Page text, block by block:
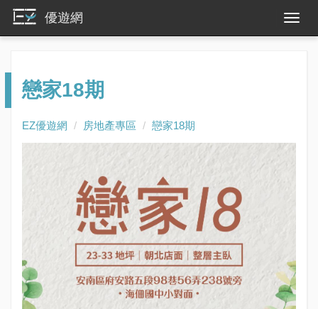
優遊網
戀家18期
EZ優遊網 房地產專區 戀家18期